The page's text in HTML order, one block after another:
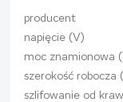
producent
napięcie (V)
moc znamionowa
szerokość robocza
szlifowanie od